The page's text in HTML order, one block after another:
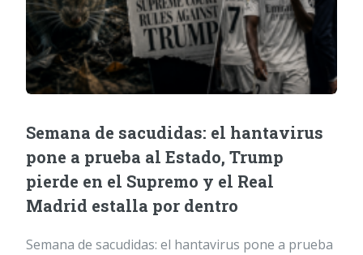
Semana de sacudidas: el hantavirus
pone a prueba al Estado, Trump
pierde en el Supremo y el Real
Madrid estalla por dentro
Semana de sacudidas: el hantavirus pone a prueba